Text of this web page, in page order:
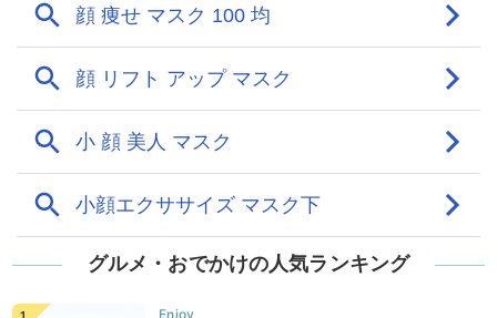
グルメ・おでかけの人気ランキング